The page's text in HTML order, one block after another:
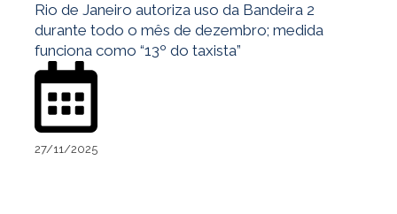
Rio de Janeiro autoriza uso da Bandeira 2
durante todo o mês de dezembro; medida
funciona como “13º do taxista”
27/11/2025